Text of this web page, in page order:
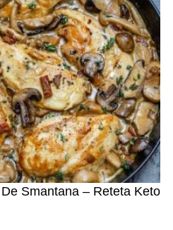
Smantana – Reteta Keto